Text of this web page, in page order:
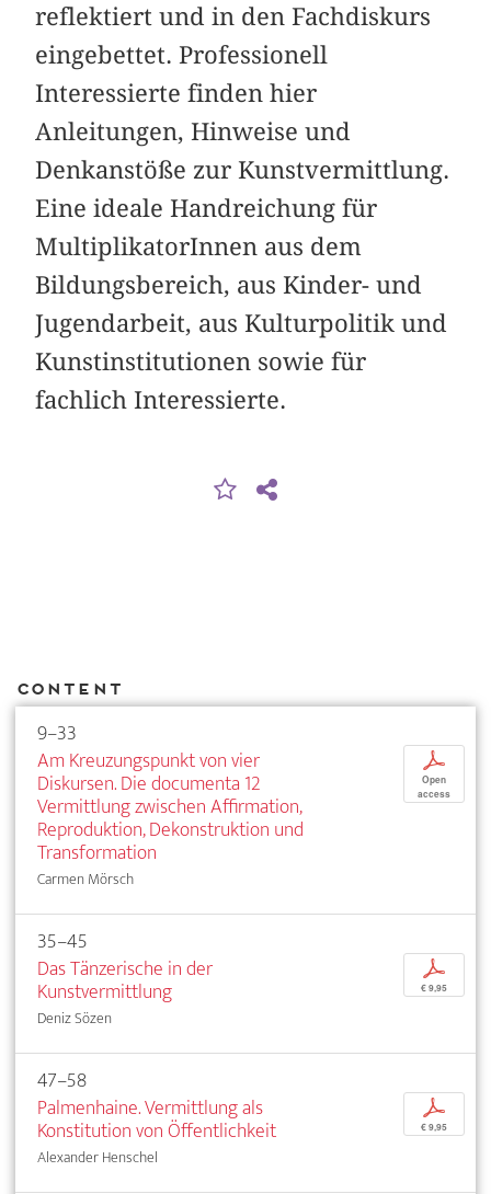
reflektiert und in den Fachdiskurs
eingebettet. Professionell
Interessierte finden hier
Anleitungen, Hinweise und
Denkanstöße zur Kunstvermittlung.
Eine ideale Handreichung für
MultiplikatorInnen aus dem
Bildungsbereich, aus Kinder- und
Jugendarbeit, aus Kulturpolitik und
Kunstinstitutionen sowie für
fachlich Interessierte.
Content
9–33
Am Kreuzungspunkt von vier
Diskursen. Die documenta 12
Vermittlung zwischen Affirmation,
Reproduktion, Dekonstruktion und
Transformation
Carmen Mörsch
p
Open
access
35–45
Das Tänzerische in der
Kunstvermittlung
Deniz Sözen
p
€ 9,95
47–58
Palmenhaine. Vermittlung als
Konstitution von Öffentlichkeit
Alexander Henschel
p
€ 9,95